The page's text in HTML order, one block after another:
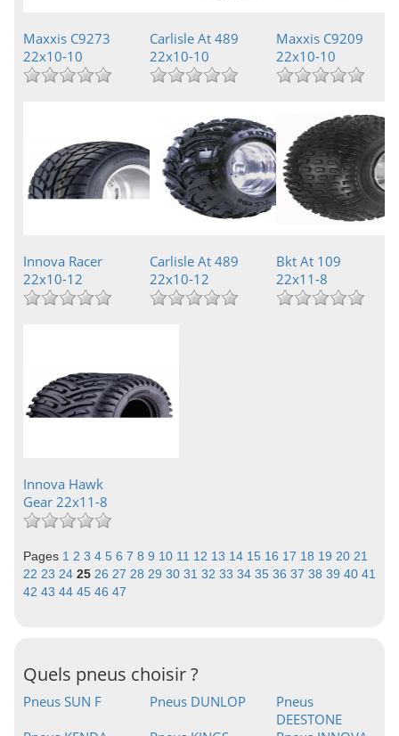
Maxxis C9273
22x10-10
Carlisle At 489
22x10-10
Maxxis C9209
22x10-10
Innova Racer
22x10-12
Carlisle At 489
22x10-12
Bkt At 109
22x11-8
Innova Hawk
Gear 22x11-8
Pages 1 2 3 4 5 6 7 8 9 10 11 12 13 14 15 16 17 18 19 20 21
22 23 24 25 26 27 28 29 30 31 32 33 34 35 36 37 38 39 40 41
42 43 44 45 46 47
Quels pneus choisir ?
Pneus SUN F Pneus DUNLOP
Pneus
DEESTONE